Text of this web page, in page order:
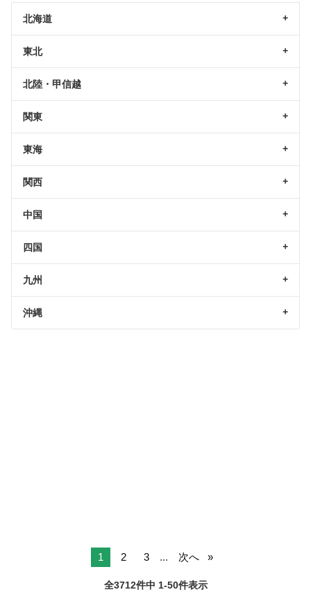
北海道
東北
北陸・甲信越
関東
東海
関西
中国
四国
九州
沖縄
1 2 3 ... 次へ
全3712件中 1-50件表示